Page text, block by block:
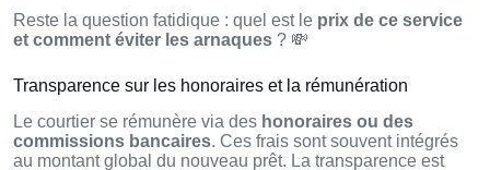
Reste la question fatidique : quel est le prix de ce service
et comment éviter les arnaques ? 💸
Transparence sur les honoraires et la rémunération
Le courtier se rémunère via des honoraires ou des
commissions bancaires. Ces frais sont souvent intégrés
au montant global du nouveau prêt. La transparence est